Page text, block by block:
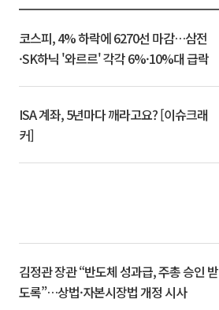
코스피, 4% 하락에 6270선 마감…삼전
·SK하닉 '와르르' 각각 6%·10%대 급락
ISA 계좌, 5년마다 깨라고요? [이슈크래
커]
김정관 장관 “반도체 성과급, 주총 승인 받
도록”…상법·자본시장법 개정 시사